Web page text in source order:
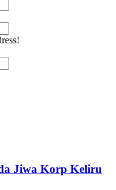
Jiwa Korp Keliru